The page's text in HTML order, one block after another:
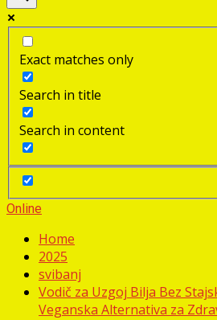
Exact matches only
Search in title
Search in content
Online
Home
2025
svibanj
Vodič za Uzgoj Bilja Bez
Veganska Alternativa za